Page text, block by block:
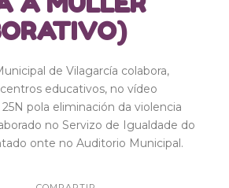
de Vilagarcía colabora,
educativos, no vídeo
pola eliminación da violencia
no Servizo de Igualdade do
onte no Auditorio Municipal.